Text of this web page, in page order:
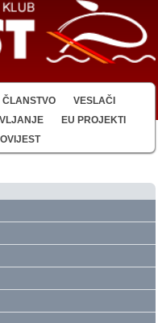
ČLANSTVO
VESLAČI
EU PROJEKTI